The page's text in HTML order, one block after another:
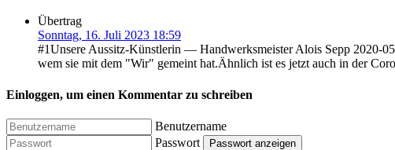
Übertrag
Sonntag, 16. Juli 2023 18:59
#1Unsere Aussitz-Künstlerin — Handwerksmeister Alois Sepp 2020-
wem sie mit dem "Wir" gemeint hat.Ähnlich ist es jetzt auch in der
Einloggen, um einen Kommentar zu schreiben
Benutzername
Passwort
Passwort anzeigen